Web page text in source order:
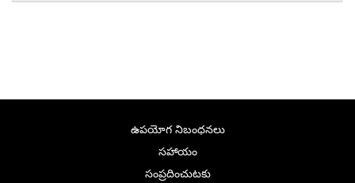
ఉపయోగ నిబంధనలు
సహాయం
సంప్రదించుటకు